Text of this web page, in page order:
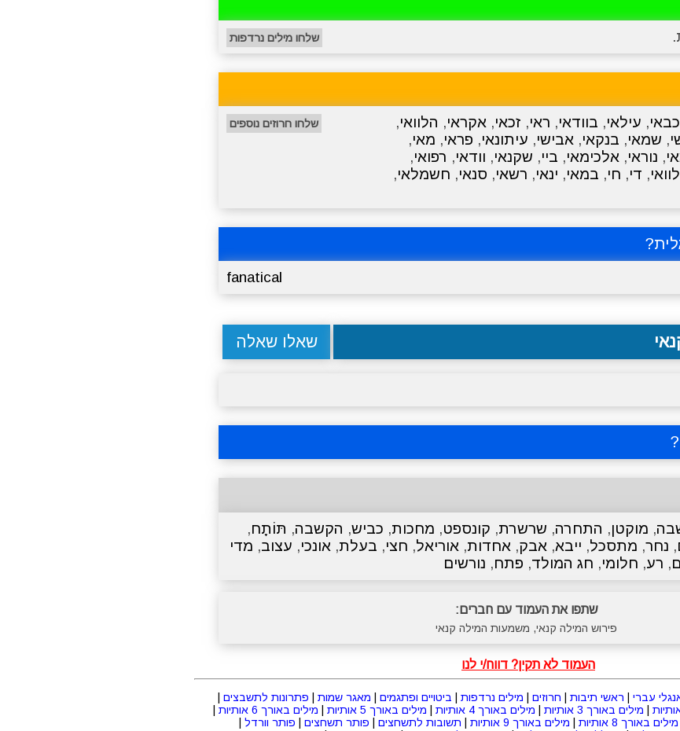
שלחו מילים נרדפות
כבאי, עילאי, בוודאי, ראי, זכאי, אקראי, הלוואי,
, שמאי, בנקאי, אבישי, עיתונאי, פראי, מאי,
, נוראי, אלכימאי, ביי, שקנאי, וודאי, רפואי,
לוואי, די, חי, במאי, ינאי, רשאי, סנאי, חשמלאי,
שלחו חרוזים נוספים
fanatical
שאלו שאלה
?
, מוקטן, התחרה, שרשרת, קונספט, מחכות, כביש, הקשבה, תּוֹתָח,
, נחר, מתסכל, ייבא, אבק, אחדות, אוריאל, חצי, בעלת, אונכי, עצוב, מדי
, רע, חלומי, חג המולד, פתח, נורשים
שתפו את העמוד עם חברים:
פירוש המילה קנאי, משמעות המילה קנאי
העמוד לא תקין? דווח/י לנו
עברי ראשי תיבות חרוזים מילים נרדפות ביטויים ופתגמים מאגר שמות פתרונות לתשבצים
מילים באורך 3 אותיות מילים באורך 4 אותיות מילים באורך 5 אותיות מילים באורך 6 אותיות
מילים באורך 8 אותיות מילים באורך 9 אותיות תשובות לתשחצים פותר תשחצים פותר וורדל